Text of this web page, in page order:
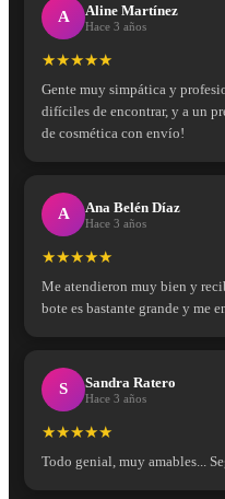
A Aline Martínez
Hace 3 años
★★★★★
Gente muy simpática y
difíciles de encontrar, y a un
de cosmética con envío!
A Ana Belén Díaz
Hace 3 años
★★★★★
Me atendieron muy bien y
bote es bastante grande y me
S Sandra Ratero
Hace 3 años
★★★★★
Todo genial, muy amables...